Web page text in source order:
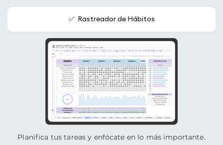
✅ Rastreador de Hábitos
Planifica tus tareas y enfócate en lo más importante.